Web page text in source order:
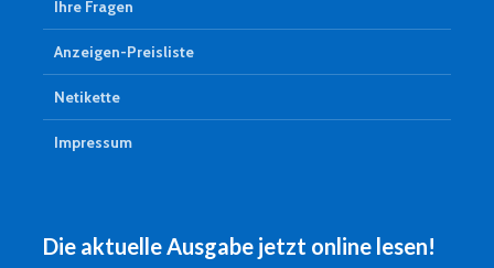
Ihre Fragen
Anzeigen-Preisliste
Netikette
Impressum
Die aktuelle Ausgabe jetzt online lesen!